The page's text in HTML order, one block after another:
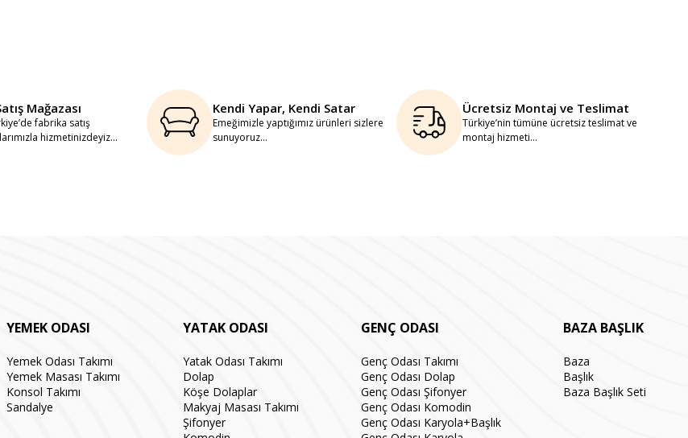
Mağazası
fabrika satış
hizmetinizdeyiz...
Kendi Yapar, Kendi Satar
Emeğimizle yaptığımız ürünleri sizlere
sunuyoruz...
Ücretsiz Montaj ve Teslimat
Türkiye’nin tümüne ücretsiz teslimat ve
montaj hizmeti...
YEMEK ODASI
Yemek Odası Takımı
Yemek Masası Takımı
Konsol Takımı
Sandalye
YATAK ODASI
Yatak Odası Takımı
Dolap
Köşe Dolaplar
Makyaj Masası Takımı
Şifonyer
GENÇ ODASI
Genç Odası Takımı
Genç Odası Dolap
Genç Odası Şifonyer
Genç Odası Komodin
Genç Odası Karyola+Başlık
BAZA BAŞLIK
Baza
Başlık
Baza Başlık Seti